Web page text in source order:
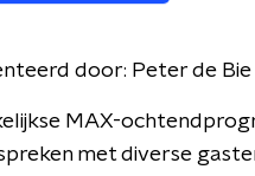
door: Peter de
MAX-
spreken met diverse